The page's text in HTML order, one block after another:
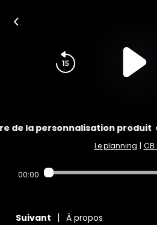
de la personnalisation produit
Le planning | CB
00:00
Suivant | À propos